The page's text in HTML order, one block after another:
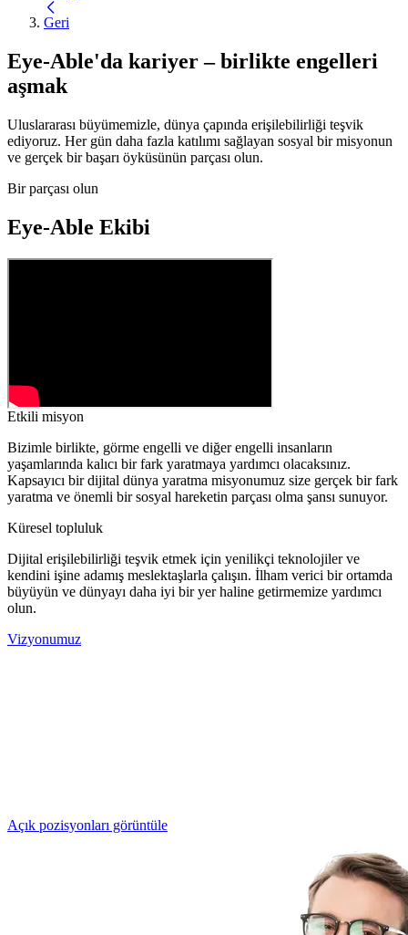
Geri
Eye-Able'da kariyer – birlikte engelleri
aşmak
Uluslararası büyümemizle, dünya çapında erişilebilirliği teşvik
ediyoruz. Her gün daha fazla katılımı sağlayan sosyal bir misyonun
ve gerçek bir başarı öyküsünün parçası olun.
Bir parçası olun
Eye-Able Ekibi
Etkili misyon
Bizimle birlikte, görme engelli ve diğer engelli insanların
yaşamlarında kalıcı bir fark yaratmaya yardımcı olacaksınız.
Kapsayıcı bir dijital dünya yaratma misyonumuz size gerçek bir fark
yaratma ve önemli bir sosyal hareketin parçası olma şansı sunuyor.
Küresel topluluk
Dijital erişilebilirliği teşvik etmek için yenilikçi teknolojiler ve
kendini işine adamış meslektaşlarla çalışın. İlham verici bir ortamda
büyüyün ve dünyayı daha iyi bir yer haline getirmemize yardımcı
olun.
Vizyonumuz
Açık pozisyonları görüntüle